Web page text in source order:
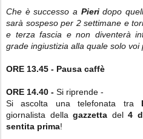
Che è successo a Pieridopo
sarà sospeso per 2 settimane e
e terza fascia e non diventerà
grade ingiustizia alla quale solo
ORE 13.45 - Pausa caffè
ORE 14.40 - Si riprende -
Si ascolta una telefonata tra
giornalista dellagazzetta del4
sentita prima!